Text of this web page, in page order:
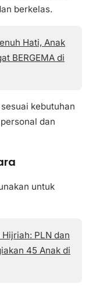
berkelas.
Hati, Anak
BERGEMA di
kebutuhan
dan
untuk
PLN dan
45 Anak di